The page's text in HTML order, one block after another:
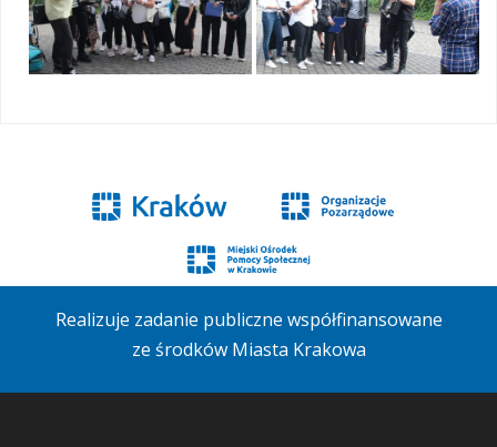
Realizuje zadanie publiczne współfinansowane
ze środków Miasta Krakowa